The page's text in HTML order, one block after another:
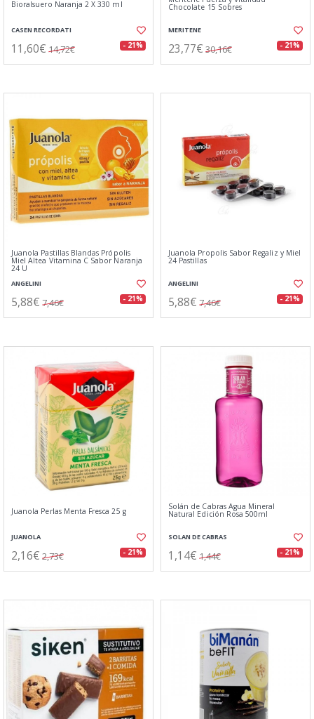
Bioralsuero Naranja 2 X 330 ml
CASEN RECORDATI
11,60€ 14,72€ - 21%
Chocolate 15 Sobres
MERITENE
23,77€ 30,16€ - 21%
Juanola Pastillas Blandas Própolis
Miel Altea Vitamina C Sabor Naranja
24 U
ANGELINI
5,88€ 7,46€ - 21%
Juanola Propolis Sabor Regaliz y Miel
24 Pastillas
ANGELINI
5,88€ 7,46€ - 21%
Juanola Perlas Menta Fresca 25 g
JUANOLA
2,16€ 2,73€ - 21%
Solán de Cabras Agua Mineral
Natural Edición Rosa 500ml
SOLAN DE CABRAS
1,14€ 1,44€ - 21%